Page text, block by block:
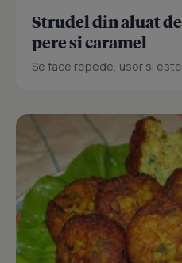
Strudel din aluat de
pere si caramel
Se face repede, usor si